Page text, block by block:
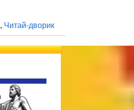
, Читай-дворик